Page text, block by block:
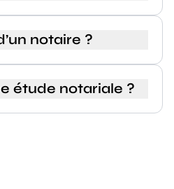
notaire ?
étude notariale ?